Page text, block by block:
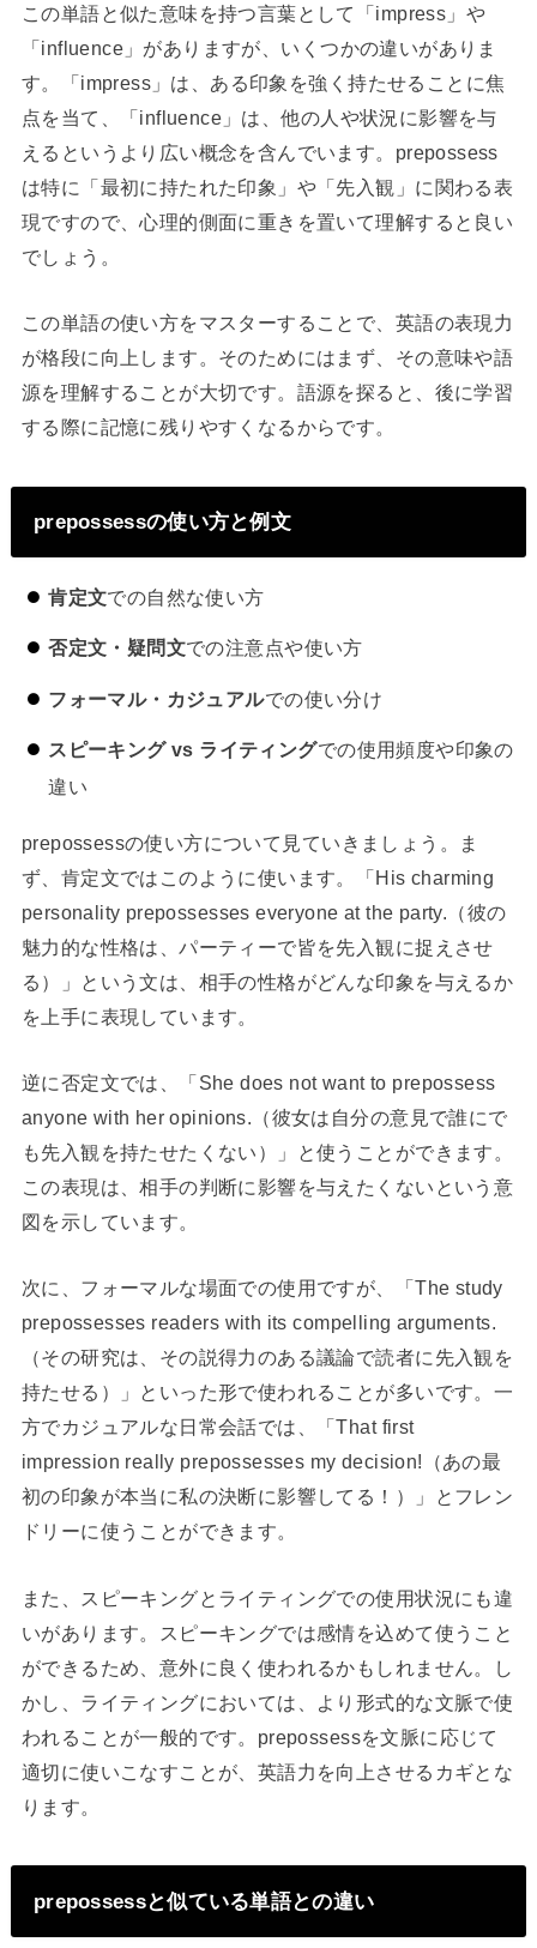
この単語と似た意味を持つ言葉として「impress」や
「influence」がありますが、いくつかの違いがありま
す。「impress」は、ある印象を強く持たせることに焦
点を当て、「influence」は、他の人や状況に影響を与
えるというより広い概念を含んでいます。prepossess
は特に「最初に持たれた印象」や「先入観」に関わる表
現ですので、心理的側面に重きを置いて理解すると良い
でしょう。
この単語の使い方をマスターすることで、英語の表現力
が格段に向上します。そのためにはまず、その意味や語
源を理解することが大切です。語源を探ると、後に学習
する際に記憶に残りやすくなるからです。
prepossessの使い方と例文
肯定文での自然な使い方
否定文・疑問文での注意点や使い方
フォーマル・カジュアルでの使い分け
スピーキング vs ライティングでの使用頻度や印象の
違い
prepossessの使い方について見ていきましょう。ま
ず、肯定文ではこのように使います。「His charming
personality prepossesses everyone at the party.（彼の
魅力的な性格は、パーティーで皆を先入観に捉えさせ
る）」という文は、相手の性格がどんな印象を与えるか
を上手に表現しています。
逆に否定文では、「She does not want to prepossess
anyone with her opinions.（彼女は自分の意見で誰にで
も先入観を持たせたくない）」と使うことができます。
この表現は、相手の判断に影響を与えたくないという意
図を示しています。
次に、フォーマルな場面での使用ですが、「The study
prepossesses readers with its compelling arguments.
（その研究は、その説得力のある議論で読者に先入観を
持たせる）」といった形で使われることが多いです。一
方でカジュアルな日常会話では、「That first
impression really prepossesses my decision!（あの最
初の印象が本当に私の決断に影響してる！）」とフレン
ドリーに使うことができます。
また、スピーキングとライティングでの使用状況にも違
いがあります。スピーキングでは感情を込めて使うこと
ができるため、意外に良く使われるかもしれません。し
かし、ライティングにおいては、より形式的な文脈で使
われることが一般的です。prepossessを文脈に応じて
適切に使いこなすことが、英語力を向上させるカギとな
ります。
prepossessと似ている単語との違い